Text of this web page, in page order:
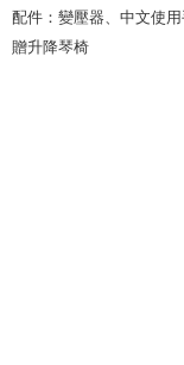
配件：變壓器、中文使
贈升降琴椅